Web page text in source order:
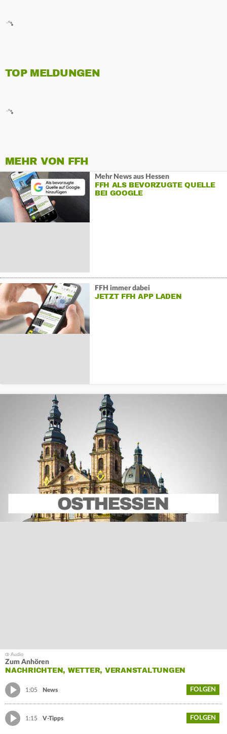
TOP MELDUNGEN
MEHR VON FFH
Mehr News aus Hessen
FFH ALS BEVORZUGTE QUELLE
BEI GOOGLE
FFH immer dabei
JETZT FFH APP LADEN
Zum Anhören
NACHRICHTEN, WETTER, VERANSTALTUNGEN
1:05 News FOLGEN
1:15 V-Tipps FOLGEN